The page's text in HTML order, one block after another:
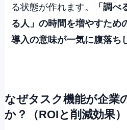
る状態が作れます。
「調
る人」の時間を増やすため
導入の意味が一気に腹落ち
なぜタスク機能が企業
か？（ROIと削減効果）